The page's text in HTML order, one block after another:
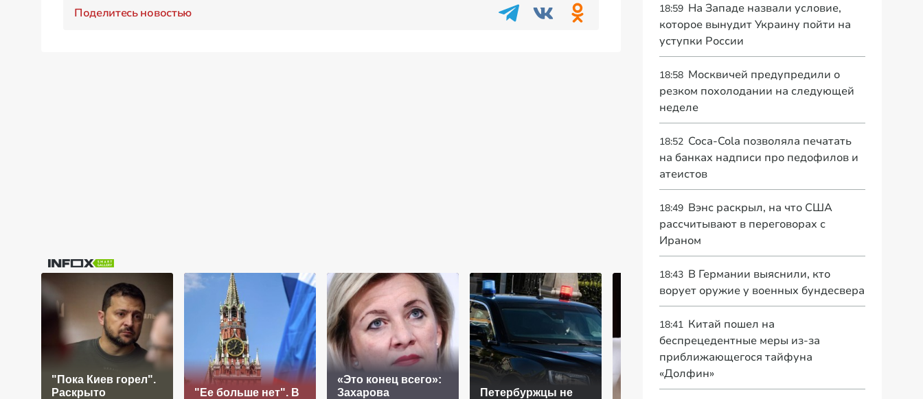
Поделитесь новостью
"Пока Киев горел".
Раскрыто
"Ее больше нет". В
«Это конец всего»:
Захарова
Петербуржцы не
Закон с 1 августа:
18:59 На Западе назвали условие,
которое вынудит Украину пойти на
уступки России
18:58 Москвичей предупредили о
резком похолодании на следующей
неделе
18:52 Coca-Cola позволяла печатать
на банках надписи про педофилов и
атеистов
18:49 Вэнс раскрыл, на что США
рассчитывают в переговорах с
Ираном
18:43 В Германии выяснили, кто
ворует оружие у военных бундесвера
18:41 Китай пошел на
беспрецедентные меры из-за
приближающегося тайфуна
«Долфин»